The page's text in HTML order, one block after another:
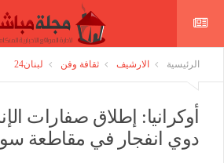
الرئيسية الارشيف ثقافة وفن لبنان24
أوكرانيا: إطلاق صفارات
دوي انفجار في مقاطعة